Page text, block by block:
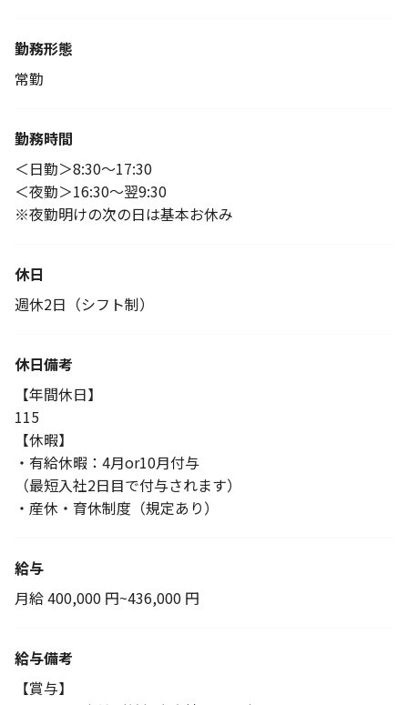
勤務形態
常勤
勤務時間
＜日勤＞8:30～17:30
＜夜勤＞16:30～翌9:30
※夜勤明けの次の日は基本お休み
休日
週休2日（シフト制）
休日備考
【年間休日】
115
【休暇】
・有給休暇：4月or10月付与
（最短入社2日目で付与されます）
・産休・育休制度（規定あり）
給与
月給 400,000 円~436,000 円
給与備考
【賞与】